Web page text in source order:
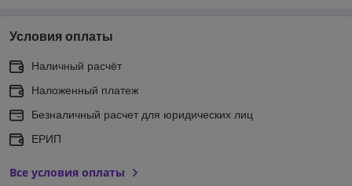
Условия оплаты
Наличный расчёт
Наложенный платеж
Безналичный расчет для юридических лиц
ЕРИП
Все условия оплаты